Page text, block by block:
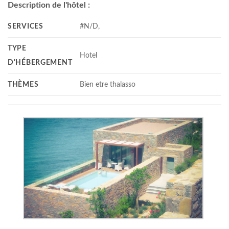
Description de l'hôtel :
SERVICES #N/D,
TYPE
D'HÉBERGEMENT
Hotel
THÈMES Bien etre thalasso